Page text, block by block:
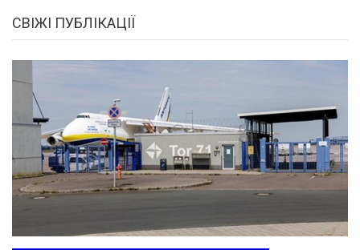
СВІЖІ ПУБЛІКАЦІЇ